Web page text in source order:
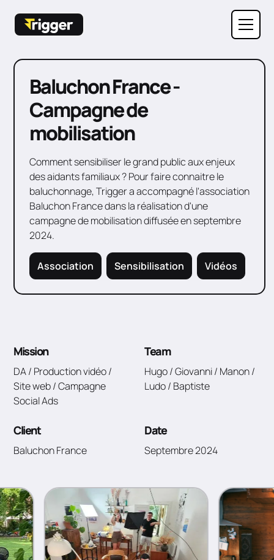
Baluchon France -
Campagne de
mobilisation
Comment sensibiliser le grand public aux enjeux
des aidants familiaux ? Pour faire connaitre le
baluchonnage, Trigger a accompagné l'association
Baluchon France dans la réalisation d'une
campagne de mobilisation diffusée en septembre
2024.
Association Sensibilisation Vidéos
Mission
DA / Production vidéo /
Site web / Campagne
Social Ads
Team
Hugo / Giovanni / Manon /
Ludo / Baptiste
Client
Baluchon France
Date
Septembre 2024